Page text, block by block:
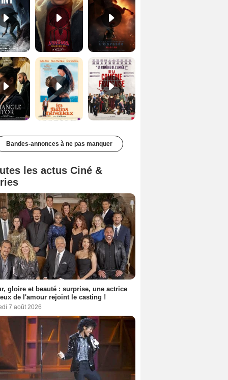
Rosa
2 films
Frederic Andrau
2 films
Le Triangle d'or Bande-annonce VF De la Comédie-Française Teaser VF
Bandes-annonces à ne pas manquer
les actus Ciné &
gloire et beauté : surprise, une actrice
de l'amour rejoint le casting !
7 août 2026